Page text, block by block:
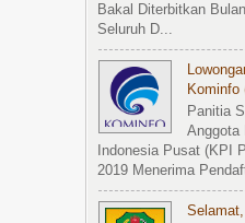
Bakal Diterbitkan
Seluruh D...
Kominfo
Panitia
Anggota
Indonesia Pusat (KPI
2019 Menerima